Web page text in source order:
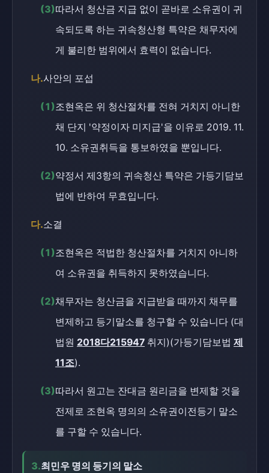
(3)따라서 청산금 지급 없이 곧바로 소유권이 귀
속되도록 하는 귀속청산형 특약은 채무자에
게 불리한 범위에서 효력이 없습니다.
나.사안의 포섭
(1)조현옥은 위 청산절차를 전혀 거치지 아니한
채 단지 '약정이자 미지급'을 이유로 2019. 11.
10. 소유권취득을 통보하였을 뿐입니다.
(2)약정서 제3항의 귀속청산 특약은 가등기담보
법에 반하여 무효입니다.
다.소결
(1)조현옥은 적법한 청산절차를 거치지 아니하
여 소유권을 취득하지 못하였습니다.
(2)채무자는 청산금을 지급받을 때까지 채무를
변제하고 등기말소를 청구할 수 있습니다 (대
법원 2018다215947 취지)(가등기담보법 제
11조).
(3)따라서 원고는 잔대금 원리금을 변제할 것을
전제로 조현옥 명의의 소유권이전등기 말소
를 구할 수 있습니다.
3.최민우 명의 등기의 말소